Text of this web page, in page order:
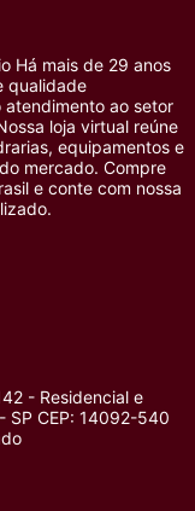
Há mais de 29 anos
qualidade
ao setor
loja virtual reúne
equipamentos e
mercado. Compre
e conte com nossa
- Residencial e
SP CEP: 14092-540